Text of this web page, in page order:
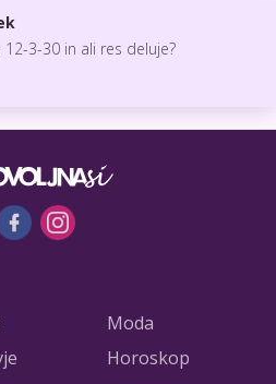
12-3-30 in ali res deluje?
Moda
Horoskop